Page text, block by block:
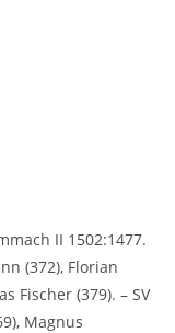
II 1502:1477.
(372), Florian
Fischer (379). – SV
Magnus